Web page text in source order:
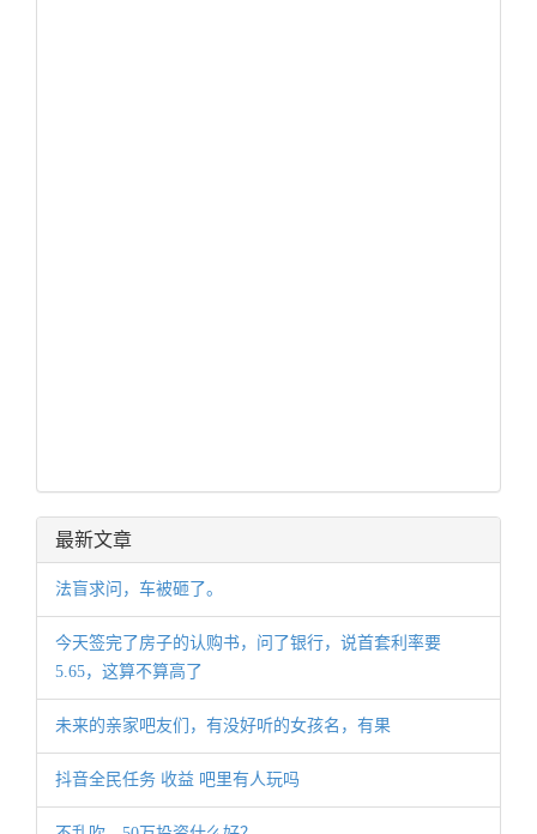
最新文章
法盲求问，车被砸了。
今天签完了房子的认购书，问了银行，说首套利率要
5.65，这算不算高了
未来的亲家吧友们，有没好听的女孩名，有果
抖音全民任务 收益 吧里有人玩吗